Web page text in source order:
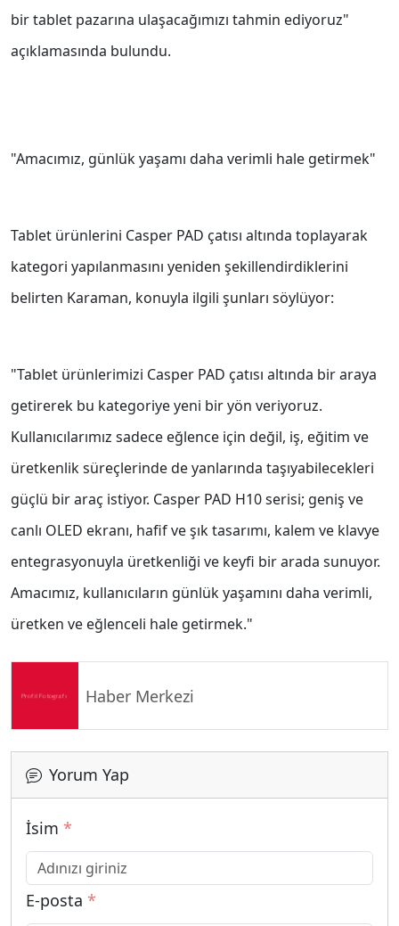
bir tablet pazarına ulaşacağımızı tahmin ediyoruz"
açıklamasında bulundu.
"Amacımız, günlük yaşamı daha verimli hale getirmek"
Tablet ürünlerini Casper PAD çatısı altında toplayarak
kategori yapılanmasını yeniden şekillendirdiklerini
belirten Karaman, konuyla ilgili şunları söylüyor:
"Tablet ürünlerimizi Casper PAD çatısı altında bir araya
getirerek bu kategoriye yeni bir yön veriyoruz.
Kullanıcılarımız sadece eğlence için değil, iş, eğitim ve
üretkenlik süreçlerinde de yanlarında taşıyabilecekleri
güçlü bir araç istiyor. Casper PAD H10 serisi; geniş ve
canlı OLED ekranı, hafif ve şık tasarımı, kalem ve klavye
entegrasyonuyla üretkenliği ve keyfi bir arada sunuyor.
Amacımız, kullanıcıların günlük yaşamını daha verimli,
üretken ve eğlenceli hale getirmek."
Haber Merkezi
Yorum Yap
İsim *
E-posta *